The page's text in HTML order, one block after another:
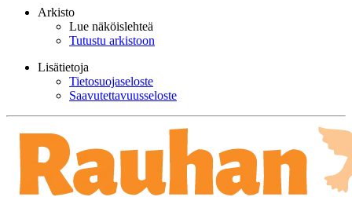
Arkisto
Lue näköislehteä
Tutustu arkistoon
Lisätietoja
Tietosuojaseloste
Saavutettavuusseloste